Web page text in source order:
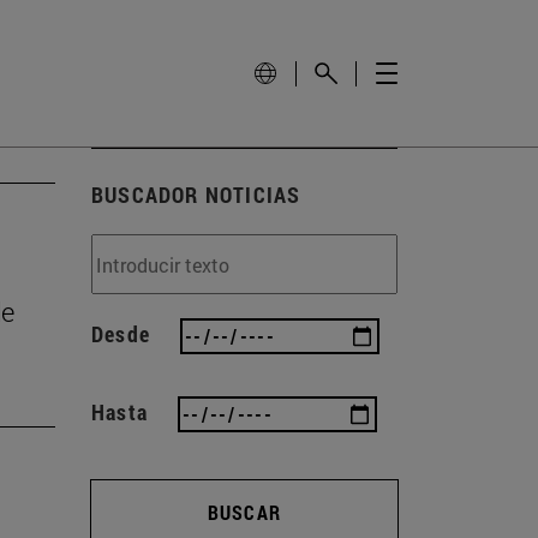
BUSCADOR NOTICIAS
Desde
Hasta
BUSCAR